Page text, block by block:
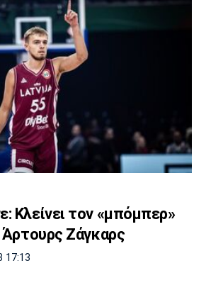
Κλείνει τον «μπόμπερ»
Άρτουρς Ζάγκαρς
17:13